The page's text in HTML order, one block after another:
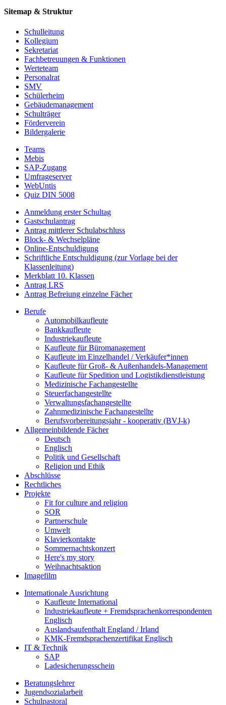
Sitemap & Struktur
Schulleitung
Kollegium
Sekretariat
Fachbetreuungen & Funktionen
Werteteam
Personalrat
SMV
Schülerheim
Gebäudemanagement
Schulträger
Förderverein
Bildergalerie
Teams
Mebis
SAP-Zugang
Umfrageserver
WebUntis
Quiz DIN 5008
Anmeldung erster Schultag
Gastschulantrag
Antrag mittlerer Schulabschluss
Block- & Wechselpläne
Online-Entschuldigung
Schriftliche Entschuldigung (zur Vorlage bei der
Klassenleitung)
Merkblatt 10. Klassen
Antrag LRS
Antrag Befreiung einzelne Fächer
Berufe
Automobilkaufleute
Bankkaufleute
Industriekaufleute
Kaufleute für Büromanagement
Kaufleute im Einzelhandel / Verkäufer*innen
Kaufleute für Groß- & Außenhandels-Management
Kaufleute für Spedition und Logistikdienstleistung
Medizinische Fachangestellte
Steuerfachangestellte
Verwaltungsfachangestellte
Zahnmedizinische Fachangestellte
Berufsvorbereitungsjahr - kooperativ (BVJ-k)
Allgemeinbildende Fächer
Deutsch
Englisch
Politik und Gesellschaft
Religion und Ethik
Abschlüsse
Rechtliches
Projekte
Fit for culture and religion
SOR
Partnerschule
Umwelt
Klavierkontakte
Sommernachtskonzert
Here's my story
Weihnachtsaktion
Imagefilm
Internationale Ausrichtung
Kaufleute International
Industriekaufleute + Fremdsprachenkorrespondenten
Englisch
Auslandsaufenthalt England / Irland
KMK-Fremdsprachenzertifikat Englisch
IT & Technik
SAP
Ladesicherungsschein
Beratungslehrer
Jugendsozialarbeit
Schulpastoral